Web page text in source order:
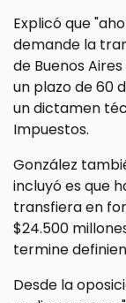
Explicó que
demande la
de Buenos
un plazo de 60
un dictamen
Impuestos.
González
incluyó es que
transfiera en
$24.500
termine
Desde la